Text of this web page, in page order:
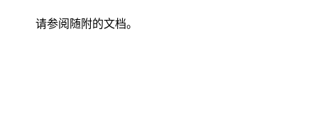
请参阅随附的文档。